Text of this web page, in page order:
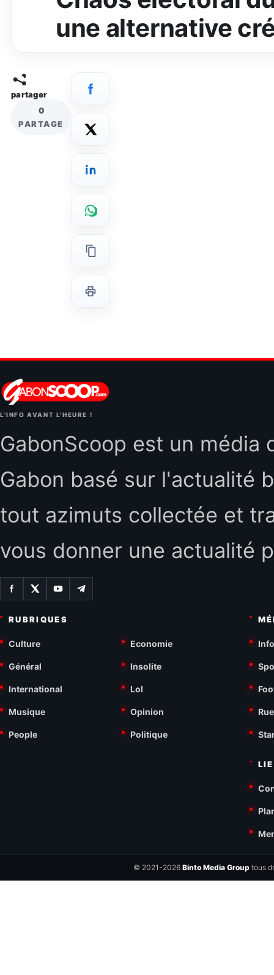
partager
0
PARTAGE
une alternative
L'INFO AVANT L'HEURE !
GabonScoop est un média
Gabon basé sur l'actualité
tout azimuts collectée et
vous donner une actualité
RUBRIQUES
Culture Economie
Général Insolite
International Lol
Musique Opinion
People Politique
© 2021-2026 Binto Media Grouptous